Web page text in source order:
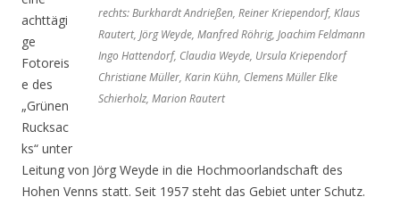
rechts: Burkhardt Andrießen, Reiner Kriependorf, Klaus
Rautert, Jörg Weyde, Manfred Röhrig, Joachim Feldmann
Ingo Hattendorf, Claudia Weyde, Ursula Kriependorf
Christiane Müller, Karin Kühn, Clemens Müller Elke
Schierholz, Marion Rautert
achttägi
ge
Fotoreis
e des
„Grünen
Rucksac
ks“ unter
Leitung von Jörg Weyde in die Hochmoorlandschaft des
Hohen Venns statt. Seit 1957 steht das Gebiet unter Schutz.